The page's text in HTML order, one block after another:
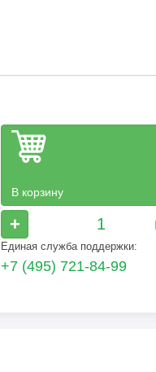
В корзину
+
Единая служба поддержки:
+7 (495) 721-84-99